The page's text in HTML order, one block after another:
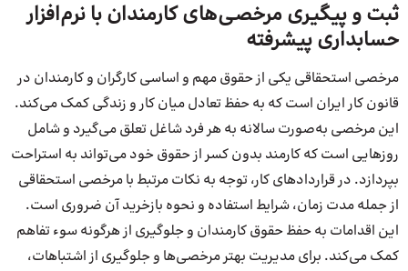
ثبت و پیگیری مرخصی‌های کارمندان با نرم‌افزار
حسابداری پیشرفته
مرخصی استحقاقی یکی از حقوق مهم و اساسی کارگران و کارمندان در
قانون کار ایران است که به حفظ تعادل میان کار و زندگی کمک می‌کند.
این مرخصی به‌صورت سالانه به هر فرد شاغل تعلق می‌گیرد و شامل
روزهایی است که کارمند بدون کسر از حقوق خود می‌تواند به استراحت
بپردازد. در قراردادهای کار، توجه به نکات مرتبط با مرخصی استحقاقی
از جمله مدت زمان، شرایط استفاده و نحوه بازخرید آن ضروری است.
این اقدامات به حفظ حقوق کارمندان و جلوگیری از هرگونه سوء تفاهم
کمک می‌کند. برای مدیریت بهتر مرخصی‌ها و جلوگیری از اشتباهات،